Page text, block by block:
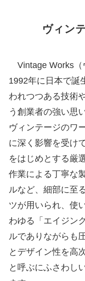
ヴィン
Vintage Works（
1992年に日本で誕
われつつある技術
う創業者の強い思
ヴィンテージのワ
に深く影響を受け
をはじめとする厳
作業による丁寧な
ルなど、細部に至
ツが用いられ、使
わゆる「エイジン
ルでありながらも
とデザイン性を高
と呼ぶにふさわし